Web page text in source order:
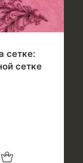
сетке:
сетке
в корзину